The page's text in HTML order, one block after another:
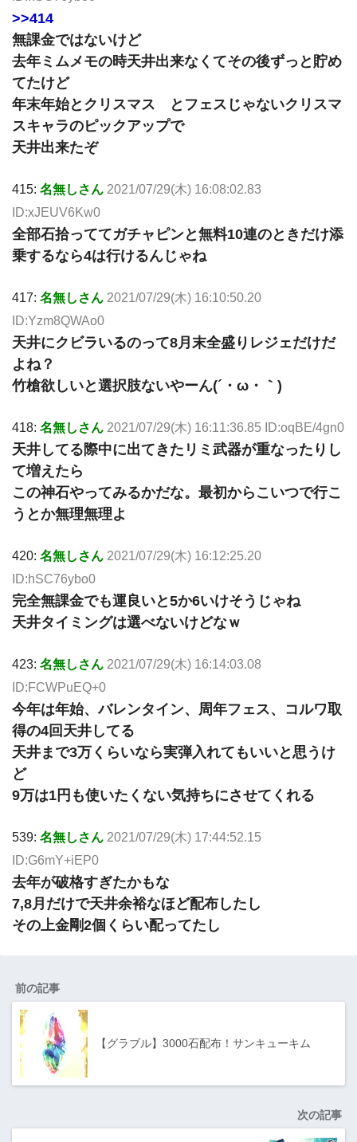
>>414
無課金ではないけど
去年ミムメモの時天井出来なくてその後ずっと貯め
てたけど
年末年始とクリスマス とフェスじゃないクリスマ
スキャラのピックアップで
天井出来たぞ
415: 名無しさん 2021/07/29(木) 16:08:02.83
ID:xJEUV6Kw0
全部石拾っててガチャピンと無料10連のときだけ添
乗するなら4は行けるんじゃね
417: 名無しさん 2021/07/29(木) 16:10:50.20
ID:Yzm8QWAo0
天井にクビラいるのって8月末全盛りレジェだけだ
よね？
竹槍欲しいと選択肢ないやーん(´・ω・｀)
418: 名無しさん 2021/07/29(木) 16:11:36.85 ID:oqBE/4gn0
天井してる際中に出てきたリミ武器が重なったりし
て増えたら
この神石やってみるかだな。最初からこいつで行こ
うとか無理無理よ
420: 名無しさん 2021/07/29(木) 16:12:25.20
ID:hSC76ybo0
完全無課金でも運良いと5か6いけそうじゃね
天井タイミングは選べないけどなｗ
423: 名無しさん 2021/07/29(木) 16:14:03.08
ID:FCWPuEQ+0
今年は年始、バレンタイン、周年フェス、コルワ取
得の4回天井してる
天井まで3万くらいなら実弾入れてもいいと思うけ
ど
9万は1円も使いたくない気持ちにさせてくれる
539: 名無しさん 2021/07/29(木) 17:44:52.15
ID:G6mY+iEP0
去年が破格すぎたかもな
7,8月だけで天井余裕なほど配布したし
その上金剛2個くらい配ってたし
前の記事
【グラブル】3000石配布！サンキューキム
次の記事